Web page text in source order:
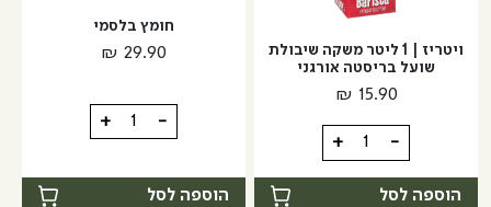
ויטריז | 1 ליטר משקה שיבולת
שועל בריסטה אורגני
₪ 15.90
-
כמות
של
ויטריז
+
הוספה לסל
חומץ בלסמי
₪ 29.90
-
כמות
של
בלסמי
+
הוספה לסל